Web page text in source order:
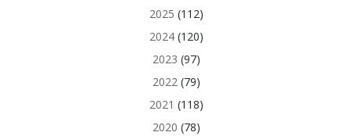
2025 (112)
2024(120)
2023 (97)
2022(79)
2021 (118)
2020 (78)